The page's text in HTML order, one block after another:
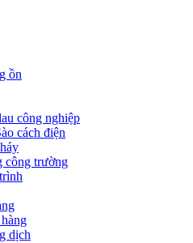
ồn
công nghiệp
cách điện
công trường
dịch